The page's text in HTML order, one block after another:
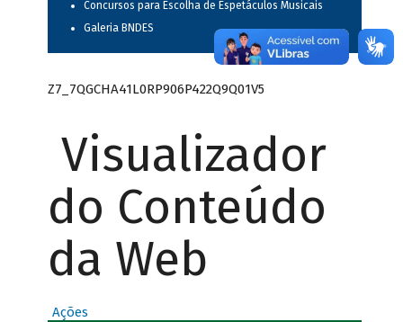
Concursos para Escolha de Espetáculos Musicais
Galeria BNDES
Z7_7QGCHA41L0RP906P422Q9Q01V5
Visualizador
do Conteúdo
da Web
Ações